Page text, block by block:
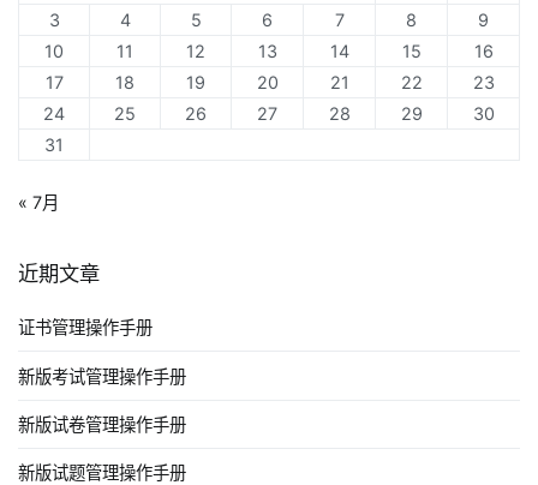
3
4 5 6 7 8
9
10
11 12 13 14 15
16
17
18 19 20 21 22
23
24
25 26 27 28 29
30
31
« 7月
近期文章
证书管理操作手册
新版考试管理操作手册
新版试卷管理操作手册
新版试题管理操作手册